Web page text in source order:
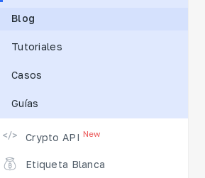
Escáner de Arbitraje
Escáner DEX
Spreads Calculator
Intercambios Admitidos
Blog
Tutoriales
Casos
Guías
Crypto API New
Etiqueta Blanca